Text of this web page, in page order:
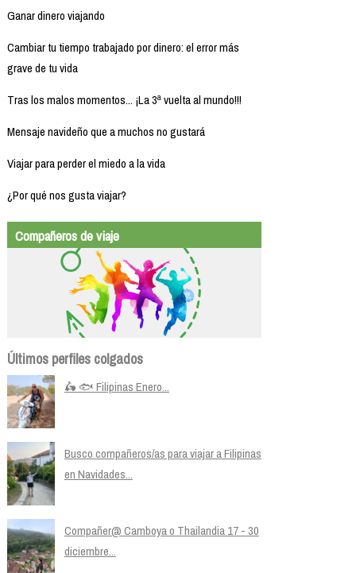
Ganar dinero viajando
Cambiar tu tiempo trabajado por dinero: el error más
grave de tu vida
Tras los malos momentos... ¡La 3ª vuelta al mundo!!!
Mensaje navideño que a muchos no gustará
Viajar para perder el miedo a la vida
¿Por qué nos gusta viajar?
Compañeros de viaje
Últimos perfiles colgados
🛵 🐟 Filipinas Enero...
Busco compañeros/as para viajar a Filipinas
en Navidades...
Compañer@ Camboya o Thailandia 17 - 30
diciembre...